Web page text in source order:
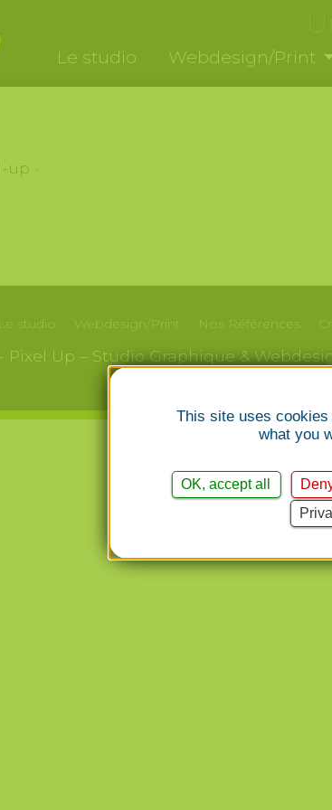
Le studio Webdesign/Print
up
Le studio Webdesign/Print Nos Références
Pixel Up – Studio Graphique &
This site uses
what you
OK, accept all